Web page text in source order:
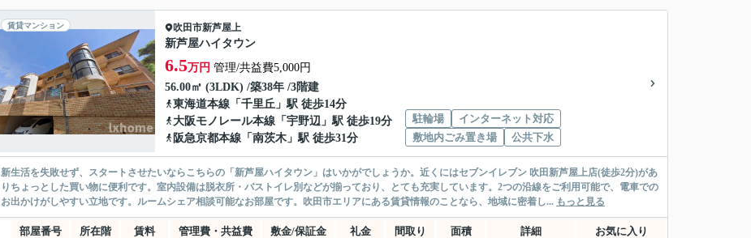
賃貸マンション 吹田市新芦屋上
新芦屋ハイタウン
6.5万円 管理/共益費5,000円
56.00㎡ (3LDK) /築38年 /3階建
東海道本線 「 千里丘 」駅 徒歩14分
大阪モノレール本線 「 宇野辺 」駅 徒歩19分
阪急京都本線 「 南茨木 」駅 徒歩31分
駐輪場
インターネット対応
敷地内ごみ置き場
公共下水
新生活を失敗せず、スタートさせたいならこちらの「新芦屋ハイタウン」はいかがでしょうか。近くにはセブンイレブン 吹田新芦屋上店(徒歩2分)があ
りちょっとした買い物に便利です。室内設備は脱衣所・バストイレ別などが揃っており、とても充実しています。2つの沿線をご利用可能で、電車での
お出かけがしやすい立地です。ルームシェア相談可能なお部屋です。吹田市エリアにある賃貸情報のことなら、地域に密着し... もっと見る
部屋番号 所在階 賃料 管理費・共益費 敷金/保証金 礼金 間取り 面積 詳細
お気に入り